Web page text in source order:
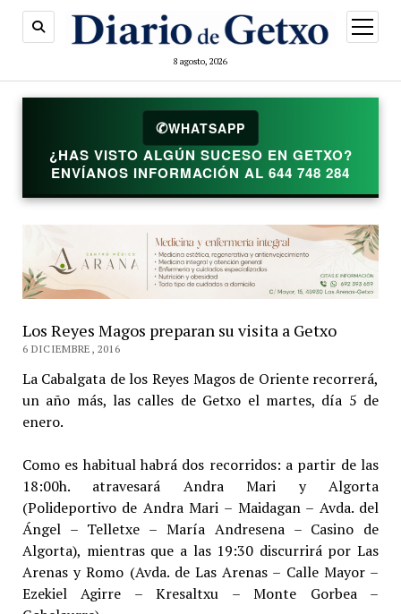
8 agosto, 2026
abrir
menú
✆WHATSAPP
¿HAS VISTO ALGÚN SUCESO EN GETXO?
ENVÍANOS INFORMACIÓN AL 644 748 284
Los Reyes Magos preparan su visita a Getxo
6 DICIEMBRE, 2016
La Cabalgata de los Reyes Magos de Oriente recorrerá,
un año más, las calles de Getxo el martes, día 5 de
enero.
Como es habitual habrá dos recorridos: a partir de las
18:00h. atravesará Andra Mari y Algorta
(Polideportivo de Andra Mari – Maidagan – Avda. del
Ángel – Telletxe – María Andresena – Casino de
Algorta), mientras que a las 19:30 discurrirá por Las
Arenas y Romo (Avda. de Las Arenas – Calle Mayor –
Ezekiel Agirre – Kresaltxu – Monte Gorbea –